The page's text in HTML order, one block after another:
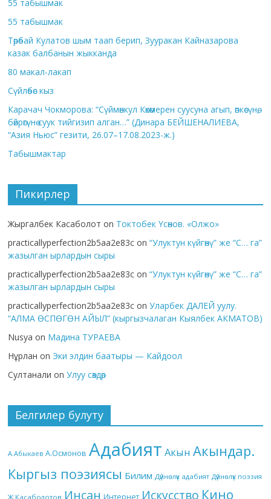
55 табышмак
55 табышмак
Төрөбай Кулатов шым таап берип, Зууракан Кайназарова
казак балбанын жыкканда
80 макал-лакап
Сүйлөбөс кыз
Карачач Чокморова: “Сүймөнкул Көкөмерен суусуна агып, өпкөсүнө,
бөйрөгүнө суук тийгизип алган…” (Динара БЕЙШЕНАЛИЕВА,
“Азия Ньюс” гезити, 26.07–17.08.2023-ж.)
Табышмактар
Пикирлер
Жыргалбек Касаболот on Токтобек Үсөнов. «Олжо»
practicallyperfection2b5aa2e83c on“Улуктун күйгөнү” же “С… га”
жазылган ырлардын сыры
practicallyperfection2b5aa2e83c on“Улуктун күйгөнү” же “С… га”
жазылган ырлардын сыры
practicallyperfection2b5aa2e83c onУларбек ДАЛЕЙ уулу.
“АЛМА ӨСПӨГӨН АЙЫЛ” (кыргызчалаган Кыялбек АКМАТОВ)
Nusya on Мадина ТУРАЕВА
Нұрлан on Эки элдин баатыры — Кайдоол
Султанали onУлуу сөздөр
Белгилер булуту
А.Абыкаев А.Осмонов Адабият Акын Акындар.
Кыргыз поэзиясы Билим Дүйнөлүк адабият Дүйнөлүк поэзия
Ж.Касаболотов Инсан Интернет Искусство Кино